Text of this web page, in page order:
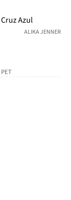
ALIKA JENNER
PET